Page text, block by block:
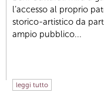
l’accesso al proprio
storico-artistico da
ampio pubblico...
leggi tutto